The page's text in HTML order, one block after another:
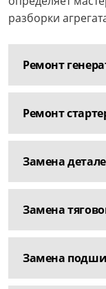
разборки
Ремонт
Ремонт
Замена
Замена
Замена